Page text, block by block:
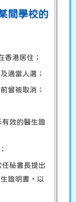
間學校的
香港居住；
適當人選；
曾被取消；
效的醫生證
秘書長提出
證明書，以